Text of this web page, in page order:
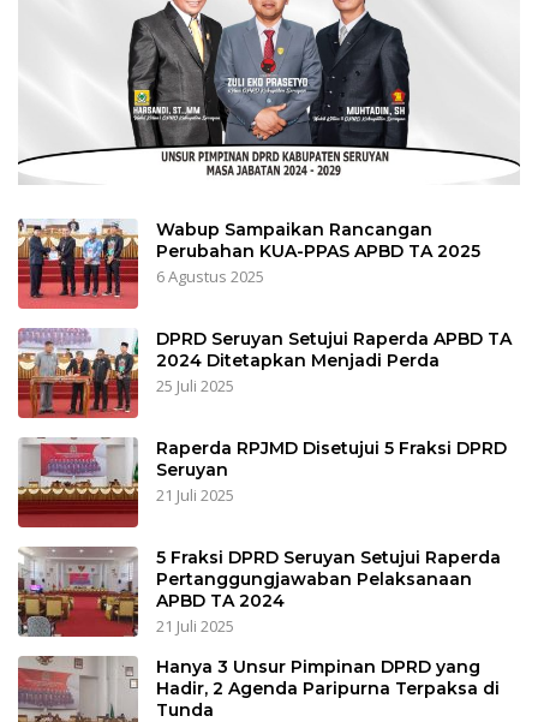
Wabup Sampaikan Rancangan
Perubahan KUA-PPAS APBD TA 2025
6 Agustus 2025
DPRD Seruyan Setujui Raperda APBD TA
2024 Ditetapkan Menjadi Perda
25 Juli 2025
Raperda RPJMD Disetujui 5 Fraksi DPRD
Seruyan
21 Juli 2025
5 Fraksi DPRD Seruyan Setujui Raperda
Pertanggungjawaban Pelaksanaan
APBD TA 2024
21 Juli 2025
Hanya 3 Unsur Pimpinan DPRD yang
Hadir, 2 Agenda Paripurna Terpaksa di
Tunda